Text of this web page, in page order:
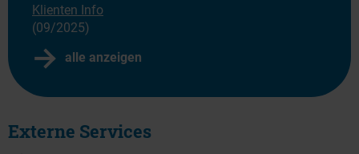
Externe Services
Klienten Info
(09/2025)
alle anzeigen